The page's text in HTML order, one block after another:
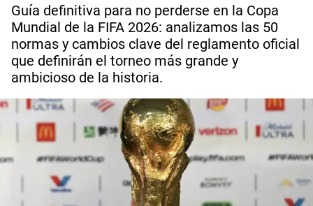
Guía definitiva para no perderse en la Copa
Mundial de la FIFA 2026: analizamos las 50
normas y cambios clave del reglamento oficial
que definirán el torneo más grande y
ambicioso de la historia.